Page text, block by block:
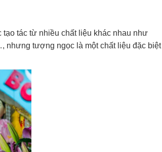
tác từ nhiều chất liệu khác nhau như
nhưng tượng ngọc là một chất liệu đặc biệt